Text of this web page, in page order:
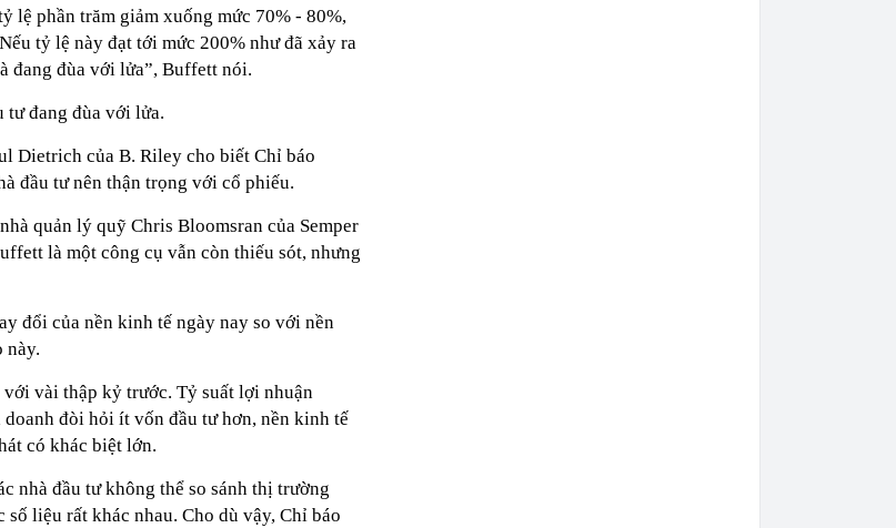
lệ phần trăm giảm xuống mức 70% - 80%,
tỷ lệ này đạt tới mức 200% như đã xảy ra
đang đùa với lửa”, Buffett nói.
tư đang đùa với lửa.
Dietrich của B. Riley cho biết Chỉ báo
đầu tư nên thận trọng với cổ phiếu.
quản lý quỹ Chris Bloomsran của Semper
là một công cụ vẫn còn thiếu sót, nhưng
đổi của nền kinh tế ngày nay so với nền
này.
vài thập kỷ trước. Tỷ suất lợi nhuận
đòi hỏi ít vốn đầu tư hơn, nền kinh tế
có khác biệt lớn.
nhà đầu tư không thể so sánh thị trường
liệu rất khác nhau. Cho dù vậy, Chỉ báo